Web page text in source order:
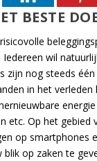
BESTE
wil
nog steeds
in het
etc. Op het
op smartphones
op zaken te